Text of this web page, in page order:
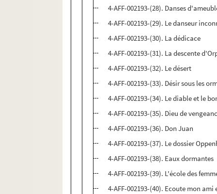
4-AFF-002193-(28). Danses
4-AFF-002193-(29). Le danseur
4-AFF-002193-(30). La dédicace
4-AFF-002193-(31). La descente
4-AFF-002193-(32). Le désert
4-AFF-002193-(33). Désir sous les
4-AFF-002193-(34). Le diable et le
4-AFF-002193-(35). Dieu de
4-AFF-002193-(36). Don Juan
4-AFF-002193-(37). Le dossier
4-AFF-002193-(38). Eaux dormantes
4-AFF-002193-(39). L'école des
4-AFF-002193-(40). Ecoute mon